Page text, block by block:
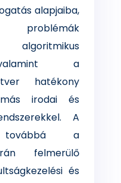
alapjaiba,
problémák
a
hatékony
más irodai és
A
a
felmerülő
és